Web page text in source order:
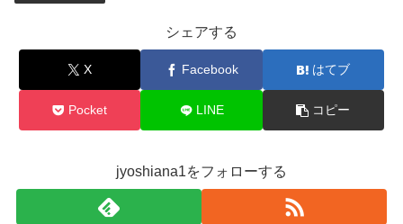
シェアする
X Facebook はてブ
Pocket LINE コピー
jyoshiana1をフォローする